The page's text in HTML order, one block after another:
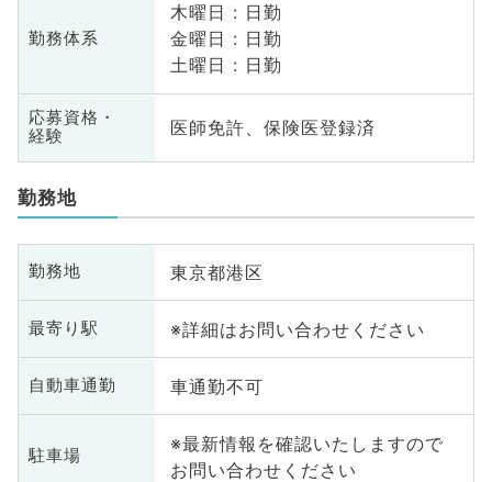
勤務体系
木曜日 : 日勤
金曜日 : 日勤
土曜日 : 日勤
応募資格・
経験
医師免許、保険医登録済
勤務地
勤務地 東京都港区
最寄り駅 ※詳細はお問い合わせください
自動車通勤 車通勤不可
駐車場
※最新情報を確認いたしますので
お問い合わせください